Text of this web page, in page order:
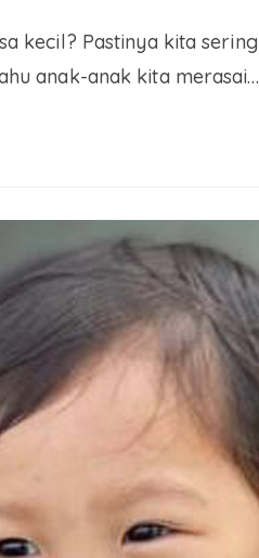
kecil? Pastinya kita
anak-anak kita merasai…